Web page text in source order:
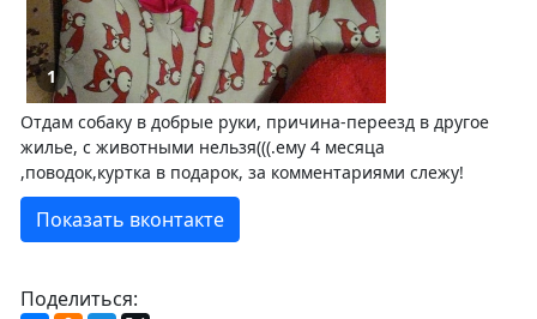
1
Отдам собаку в добрые руки, причина-переезд в другое
жилье, с животными нельзя(((.ему 4 месяца
,поводок,куртка в подарок, за комментариями слежу!
Показать вконтакте
Поделиться: